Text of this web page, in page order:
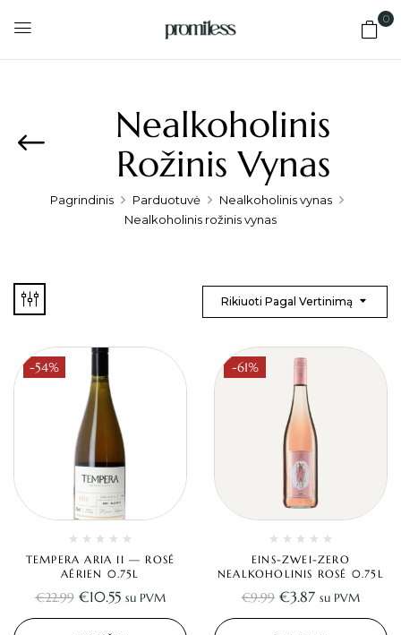
0
Nealkoholinis
Rožinis Vynas
Pagrindinis Parduotuvė
Nealkoholinis vynas
Nealkoholinis rožinis vynas
Rikiuoti Pagal Vertinimą
-54%
TEMPERA ARIA II — ROSÉ
AÉRIEN 0.75L
€22.99 €10.55 su PVM
-61%
EINS-ZWEI-ZERO
NEALKOHOLINIS ROSÉ 0.75L
€9.99 €3.87 su PVM